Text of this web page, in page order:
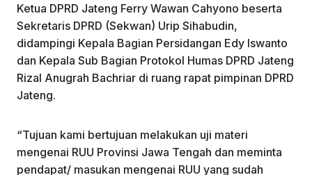
Ketua DPRD Jateng Ferry Wawan Cahyono beserta
Sekretaris DPRD (Sekwan) Urip Sihabudin,
didampingi Kepala Bagian Persidangan Edy Iswanto
dan Kepala Sub Bagian Protokol Humas DPRD Jateng
Rizal Anugrah Bachriar di ruang rapat pimpinan DPRD
Jateng.
“Tujuan kami bertujuan melakukan uji materi
mengenai RUU Provinsi Jawa Tengah dan meminta
pendapat/ masukan mengenai RUU yang sudah